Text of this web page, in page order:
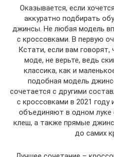
Оказывается, если
аккуратно подбирать
джинсы. Не любая модель
с кроссовками. В первую
Кстати, если вам
моде, не верьте, ведь
классика, как и
подобная модель
сочетается с другими
с кроссовками в 2021 году
объединяют в одном
клеш, а также прямые
до самих